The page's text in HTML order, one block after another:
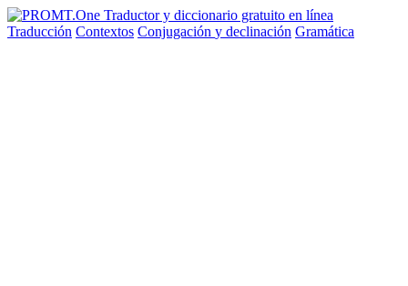
Traducción Contextos Conjugación y declinación Gramática